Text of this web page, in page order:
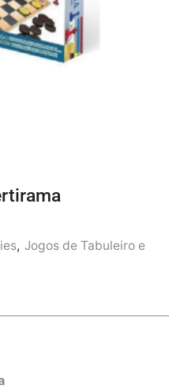
, Jogos de Tabuleiro e